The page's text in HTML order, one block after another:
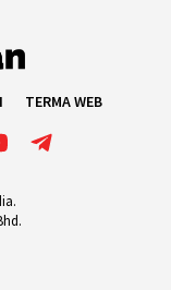
TERMA WEB